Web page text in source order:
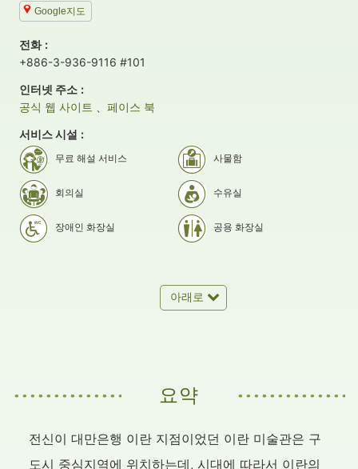
Google지도
전화
+886-3-936-9116 #101
인터넷 주소
공식 웹 사이트
페이스 북
서비스 시설
무료 해설 서비스 사물함
회의실 수유실
장애인 화장실 공용 화장실
아래로
요약
전신이 대만은행 이란 지점이었던 이란 미술관은 구
도시 중심지역에 위치하는데, 시대에 따라서 이란의